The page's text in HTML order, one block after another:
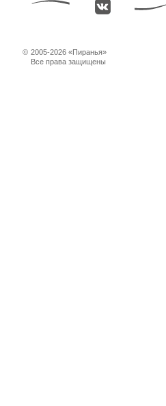
© 2005-2026 «Пиранья»
Все права защищены